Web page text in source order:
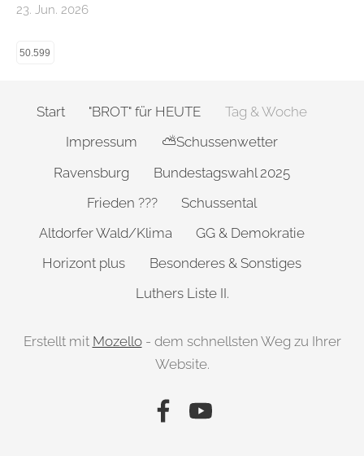
23. Jun. 2026
50.599
Start "BROT" für HEUTE
Tag & Woche
Impressum
⛅Schussenwetter
Ravensburg
Bundestagswahl 2025
Frieden ???
Schussental
Altdorfer Wald/Klima
GG & Demokratie
Horizont plus
Besonderes & Sonstiges
Luthers Liste II.
Erstellt mit Mozello- dem schnellsten Weg zu Ihrer
Website.